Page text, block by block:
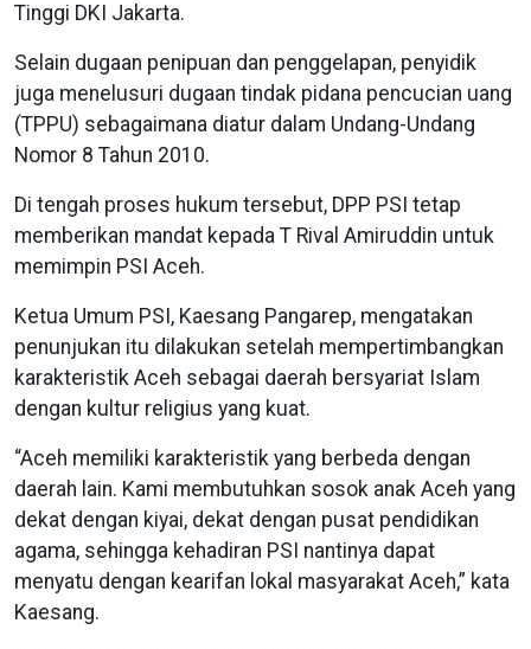
Tinggi DKI Jakarta.
Selain dugaan penipuan dan penggelapan, penyidik
juga menelusuri dugaan tindak pidana pencucian uang
(TPPU) sebagaimana diatur dalam Undang-Undang
Nomor 8 Tahun 2010.
Di tengah proses hukum tersebut, DPP PSI tetap
memberikan mandat kepada T Rival Amiruddin untuk
memimpin PSI Aceh.
Ketua Umum PSI, Kaesang Pangarep, mengatakan
penunjukan itu dilakukan setelah mempertimbangkan
karakteristik Aceh sebagai daerah bersyariat Islam
dengan kultur religius yang kuat.
“Aceh memiliki karakteristik yang berbeda dengan
daerah lain. Kami membutuhkan sosok anak Aceh yang
dekat dengan kiyai, dekat dengan pusat pendidikan
agama, sehingga kehadiran PSI nantinya dapat
menyatu dengan kearifan lokal masyarakat Aceh,” kata
Kaesang.